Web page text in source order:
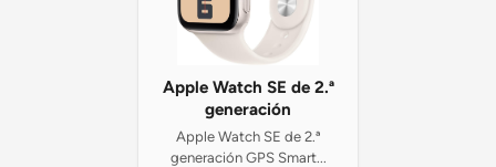
Apple Watch SE de 2.ª
generación
Apple Watch SE de 2.ª
generación GPS Smart...